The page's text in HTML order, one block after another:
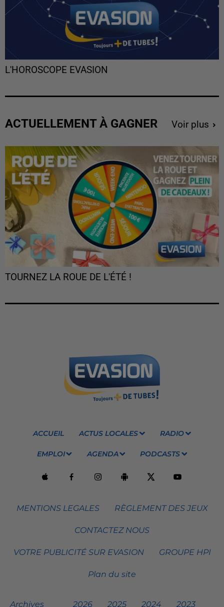
L'HOROSCOPE EVASION
ACTUELLEMENT À GAGNER Voir plus
TOURNEZ LA ROUE DE L'ÉTÉ !
ACCUEIL ACTUS LOCALES RADIO
EMPLOI AGENDA PODCASTS
MENTIONS LEGALES RÈGLEMENT DES JEUX
CONTACTEZ NOUS
VOTRE PUBLICITÉ SUR EVASION GROUPE HPI
Plan du site
Archives 2026 2025 2024 2023